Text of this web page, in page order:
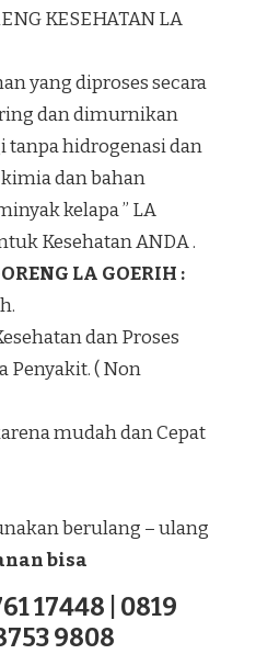
KESEHATAN LA
yang diproses secara
dan dimurnikan
tanpa hidrogenasi dan
dan bahan
kelapa ” LA
Kesehatan ANDA .
LA GOERIH :
dan Proses
Penyakit. ( Non
mudah dan Cepat
berulang – ulang
bisa
17448 | 0819
9808